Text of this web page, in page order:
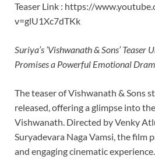
Teaser Link : https://
v=glU1Xc7dTKk
Suriya’s ‘Vishwanath & Sons’
Promises a Powerful Emotional
The teaser of Vishwanath & Sons
released, offering a glimpse into
Vishwanath. Directed by Venky
Suryadevara Naga Vamsi, the film
and engaging cinematic experience.